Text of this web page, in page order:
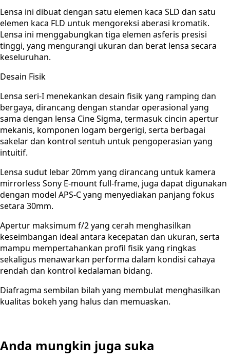
Lensa ini dibuat dengan satu elemen kaca SLD dan satu
elemen kaca FLD untuk mengoreksi aberasi kromatik.
Lensa ini menggabungkan tiga elemen asferis presisi
tinggi, yang mengurangi ukuran dan berat lensa secara
keseluruhan.
Desain Fisik
Lensa seri-I menekankan desain fisik yang ramping dan
bergaya, dirancang dengan standar operasional yang
sama dengan lensa Cine Sigma, termasuk cincin apertur
mekanis, komponen logam bergerigi, serta berbagai
sakelar dan kontrol sentuh untuk pengoperasian yang
intuitif.
Lensa sudut lebar 20mm yang dirancang untuk kamera
mirrorless Sony E-mount full-frame, juga dapat digunakan
dengan model APS-C yang menyediakan panjang fokus
setara 30mm.
Apertur maksimum f/2 yang cerah menghasilkan
keseimbangan ideal antara kecepatan dan ukuran, serta
mampu mempertahankan profil fisik yang ringkas
sekaligus menawarkan performa dalam kondisi cahaya
rendah dan kontrol kedalaman bidang.
Diafragma sembilan bilah yang membulat menghasilkan
kualitas bokeh yang halus dan memuaskan.
Anda mungkin juga suka